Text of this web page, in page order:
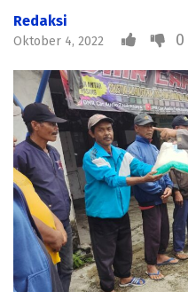
Redaksi
Oktober 4, 2022 0